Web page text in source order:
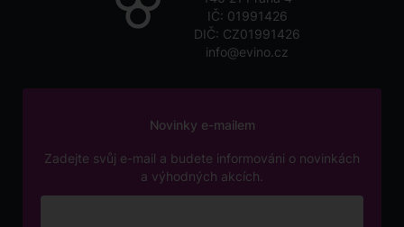
IČ: 01991426
DIČ: CZ01991426
info@evino.cz
Novinky e-mailem
Zadejte svůj e-mail a budete informováni o novinkách
a výhodných akcích.